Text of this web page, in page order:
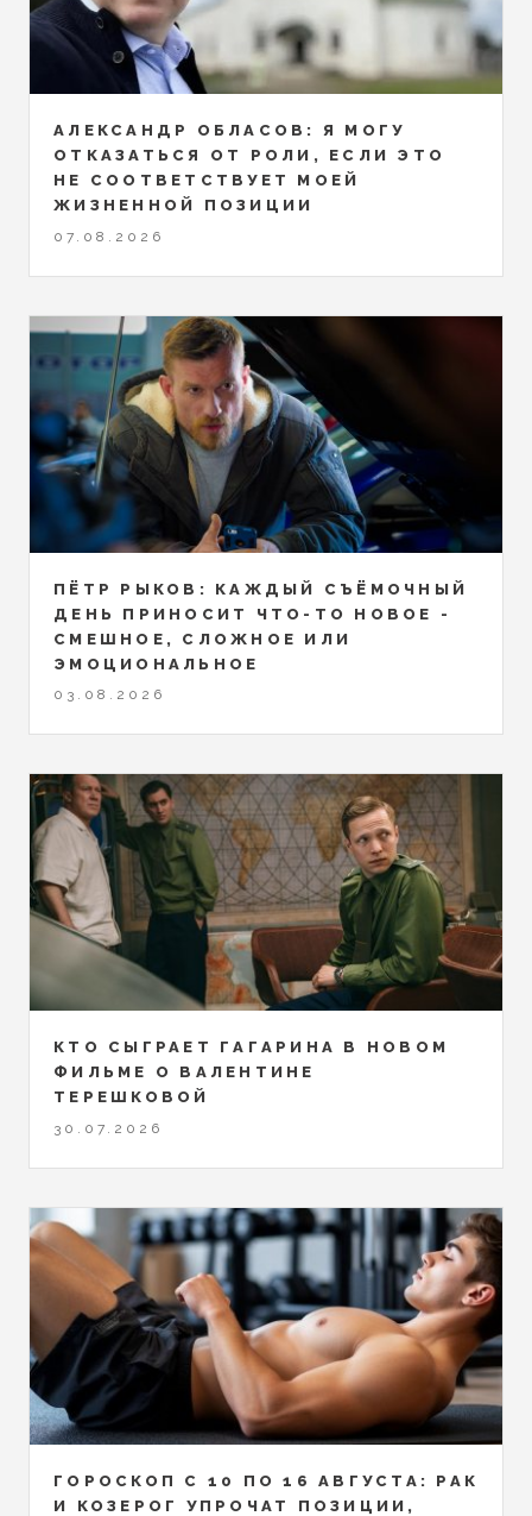
АЛЕКСАНДР ОБЛАСОВ: Я МОГУ
ОТКАЗАТЬСЯ ОТ РОЛИ, ЕСЛИ ЭТО
НЕ СООТВЕТСТВУЕТ МОЕЙ
ЖИЗНЕННОЙ ПОЗИЦИИ
07.08.2026
ПЁТР РЫКОВ: КАЖДЫЙ СЪЁМОЧНЫЙ
ДЕНЬ ПРИНОСИТ ЧТО-ТО НОВОЕ -
СМЕШНОЕ, СЛОЖНОЕ ИЛИ
ЭМОЦИОНАЛЬНОЕ
03.08.2026
КТО СЫГРАЕТ ГАГАРИНА В НОВОМ
ФИЛЬМЕ О ВАЛЕНТИНЕ
ТЕРЕШКОВОЙ
30.07.2026
ГОРОСКОП С 10 ПО 16 АВГУСТА: РАК
И КОЗЕРОГ УПРОЧАТ ПОЗИЦИИ,